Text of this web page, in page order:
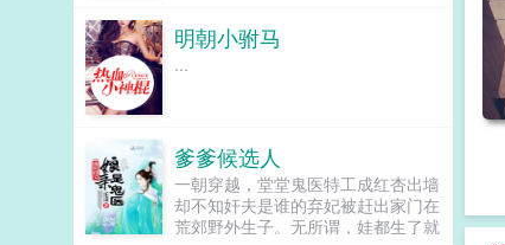
妹顶替她嫁人，母亲嫁妆被夺沐惜月
为原身报仇，靠医术发家致富的同
时，嫁了个猎户汉子，对她宠溺无度
明朝小驸马
...
爹爹候选人
一朝穿越，堂堂鬼医特工成红杏出墙
却不知奸夫是谁的弃妃被赶出家门在
荒郊野外生子。无所谓，娃都生了就